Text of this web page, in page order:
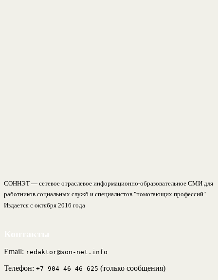
СОННЭТ — сетевое отраслевое информационно-образовательное СМИ для
работников социальных служб и специалистов "помогающих профессий".
Издается с октября 2016 года
Email: redaktor@son-net.info
Телефон: +7 904 46 46 625 (только сообщения)